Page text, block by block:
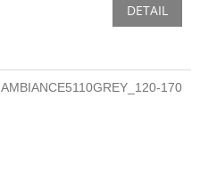
DETAIL
AMBIANCE5110GREY_120-170